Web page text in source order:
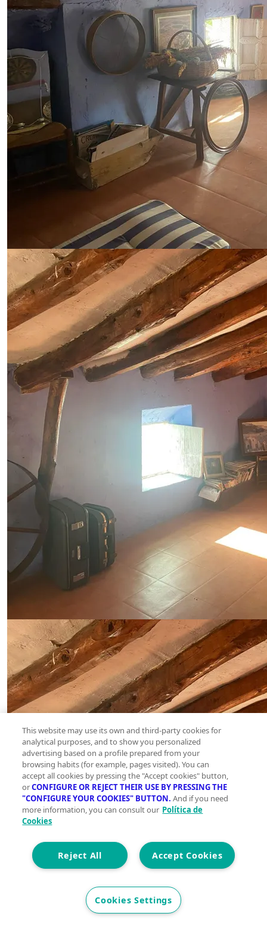
This website may use its own and third-party cookies for
analytical purposes, and to show you personalized
advertising based on a profile prepared from your
browsing habits (for example, pages visited). You can
accept all cookies by pressing the "Accept cookies" button,
orCONFIGURE OR REJECT THEIR USE BY PRESSING THE
"CONFIGURE YOUR COOKIES" BUTTON. And if you need
more information, you can consult our Política de
Cookies
Accept Cookies
Reject All
Cookies Settings